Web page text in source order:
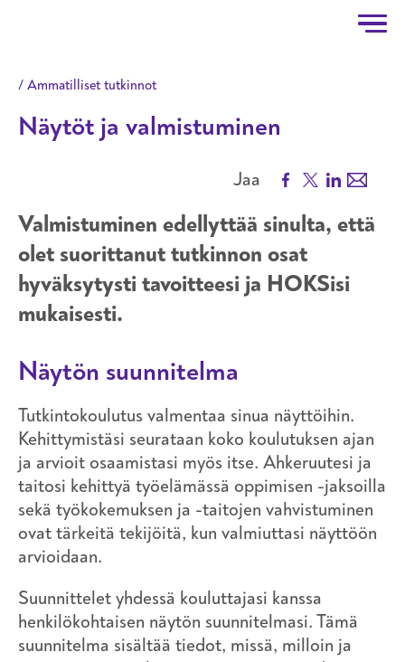
Ammatilliset tutkinnot
Näytöt ja valmistuminen
Jaa Facebook
X LinkedIn
Email
Valmistuminen edellyttää sinulta, että
olet suorittanut tutkinnon osat
hyväksytysti tavoitteesi ja HOKSisi
mukaisesti.
Näytön suunnitelma
Tutkintokoulutus valmentaa sinua näyttöihin.
Kehittymistäsi seurataan koko koulutuksen ajan
ja arvioit osaamistasi myös itse. Ahkeruutesi ja
taitosi kehittyä työelämässä oppimisen -jaksoilla
sekä työkokemuksen ja -taitojen vahvistuminen
ovat tärkeitä tekijöitä, kun valmiuttasi näyttöön
arvioidaan.
Suunnittelet yhdessä kouluttajasi kanssa
henkilökohtaisen näytön suunnitelmasi. Tämä
suunnitelma sisältää tiedot, missä, milloin ja